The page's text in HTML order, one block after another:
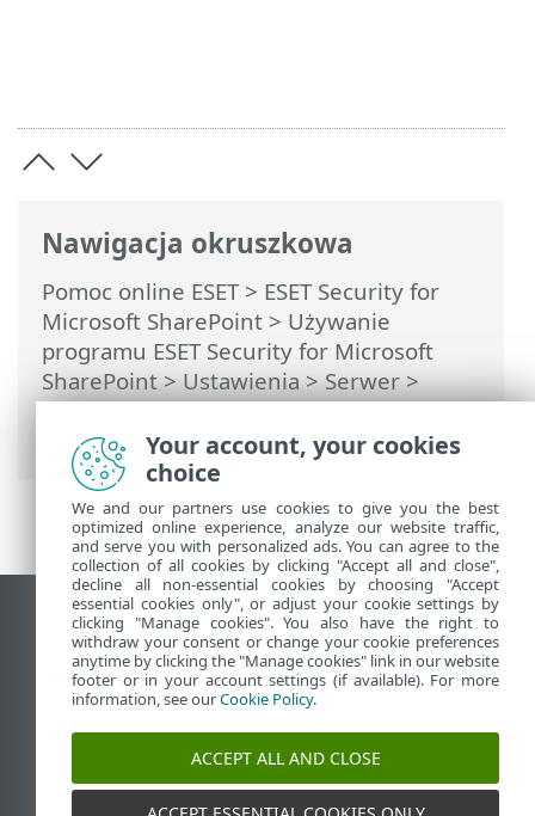
Nawigacja okruszkowa
Pomoc online ESET> ESET Security for
Microsoft SharePoint > Używanie
programu ESET Security for Microsoft
SharePoint>Ustawienia>Serwer>
Klaster> Kreator klastrów — Kontrola
węzłów
Wyświetl witrynę internetową dla
komputerów
End of Life
Baza wiedzy ESET
Forum ESET
ESET Status Portal
Pomoc regionalna
Your account, your cookies
choice
We and our partners use cookies to give you the best
optimized online experience, analyze our website traffic,
and serve you with personalized ads. You can agree to the
collection of all cookies by clicking "Accept all and close",
decline all non-essential cookies by choosing "Accept
essential cookies only", or adjust your cookie settings by
clicking "Manage cookies". You also have the right to
withdraw your consent or change your cookie preferences
anytime by clicking the "Manage cookies" link in our website
footer or in your account settings (if available). For more
information, see ourCookie Policy.
ACCEPT ALL AND CLOSE